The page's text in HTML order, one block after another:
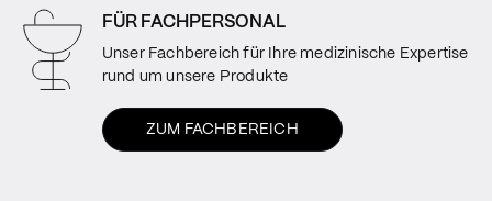
FÜR FACHPERSONAL
Unser Fachbereich für Ihre medizinische Expertise
rund um unsere Produkte
ZUM FACHBEREICH